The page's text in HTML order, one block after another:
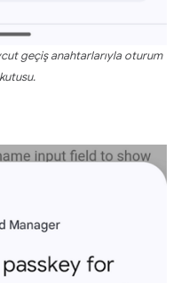
geçiş anahtarlarıyla oturum